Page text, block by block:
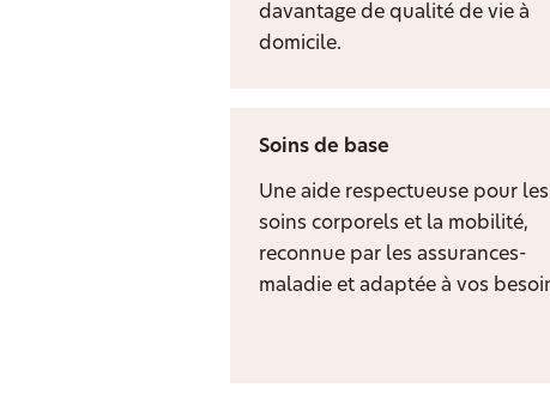
davantage de qualité de vie à
domicile.
Soins de base
Une aide respectueuse pour les
soins corporels et la mobilité,
reconnue par les assurances-
maladie et adaptée à vos